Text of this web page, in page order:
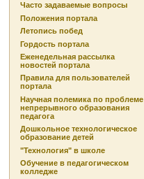
Часто задаваемые вопросы
Положения портала
Летопись побед
Гордость портала
Еженедельная рассылка
новостей портала
Правила для пользователей
портала
Научная полемика по проблеме
непрерывного образования
педагога
Дошкольное технологическое
образование детей
"Технология" в школе
Обучение в педагогическом
колледже